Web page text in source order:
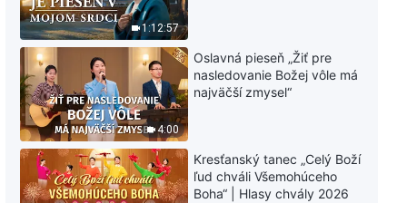
1:12:57
4:00
Oslavná pieseň „Žiť pre
nasledovanie Božej vôle má
najväčší zmysel“
Kresťanský tanec „Celý Boží
ľud chváli Všemohúceho
Boha“ | Hlasy chvály 2026